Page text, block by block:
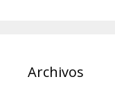
Archivos